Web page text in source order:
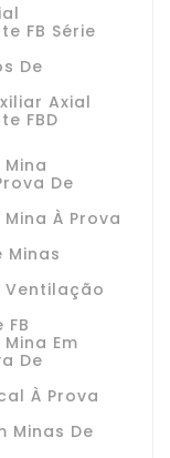
FB Série
De
Axial
FBD
De
À Prova
Minas
Ventilação
FB
Em
De
À Prova
Minas De